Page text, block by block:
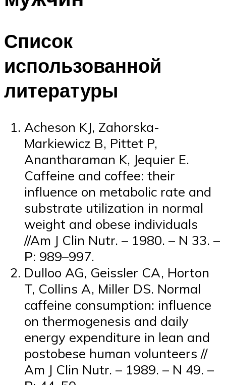
Список
использованной
литературы
Acheson KJ, Zahorska-
Markiewicz B, Pittet P,
Anantharaman K, Jequier E.
Caffeine and coffee: their
influence on metabolic rate and
substrate utilization in normal
weight and obese individuals
//Am J Clin Nutr. – 1980. – N 33. –
Р: 989–997.
Dulloo AG, Geissler CA, Horton
T, Collins A, Miller DS. Normal
caffeine consumption: influence
on thermogenesis and daily
energy expenditure in lean and
postobese human volunteers //
Am J Clin Nutr. – 1989. – N 49. –